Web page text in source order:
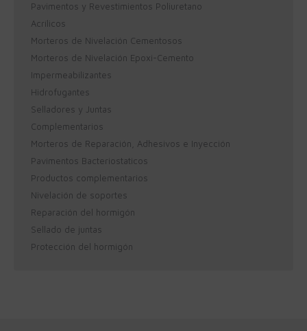
Pavimentos y Revestimientos Poliuretano
Acrílicos
Morteros de Nivelación Cementosos
Morteros de Nivelación Epoxi-Cemento
Impermeabilizantes
Hidrofugantes
Selladores y Juntas
Complementarios
Morteros de Reparación, Adhesivos e Inyección
Pavimentos Bacteriostaticos
Productos complementarios
Nivelación de soportes
Reparación del hormigón
Sellado de juntas
Protección del hormigón